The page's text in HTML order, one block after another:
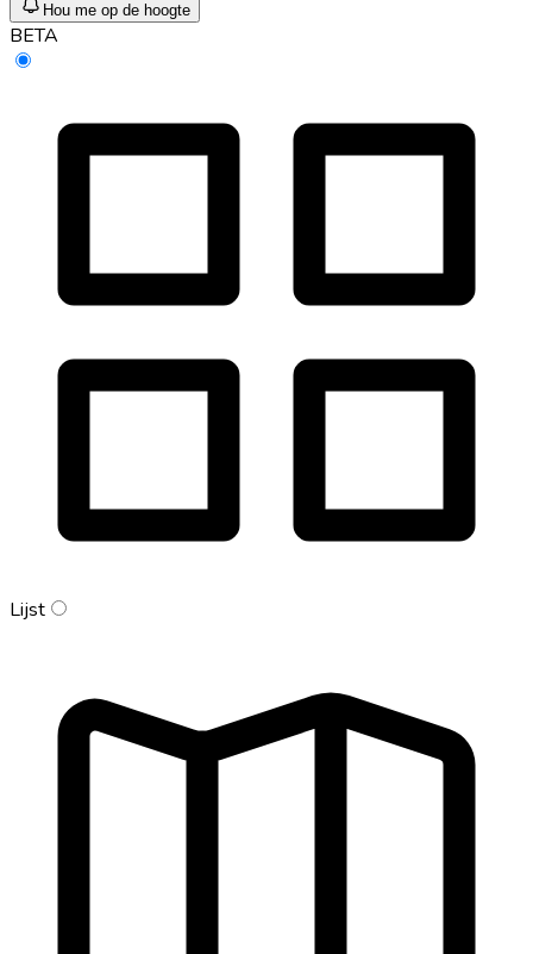
Hou me op de hoogte
BETA
Lijst